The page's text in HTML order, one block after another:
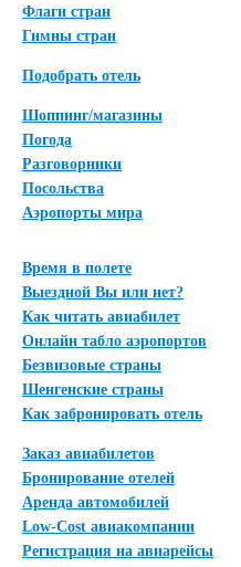
Флаги стран
Гимны стран
Подобрать отель
Шоппинг/магазины
Погода
Разговорники
Посольства
Аэропорты мира
Время в полете
Выездной Вы или нет?
Как читать авиабилет
Онлайн табло аэропортов
Безвизовые страны
Шенгенские страны
Как забронировать отель
Заказ авиабилетов
Бронирование отелей
Аренда автомобилей
Low-Cost авиакомпании
Регистрация на авиарейсы